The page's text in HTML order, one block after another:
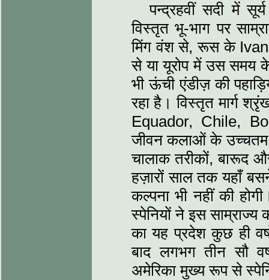
पन्द्रहवीं सदी में
विस्तृत भू-भाग पर
मिंग वंश से, रूस के Ivan
से या यूरोप में उस समय
भी ऊंची एंडीज़ की
रहा है। विस्तृत मार्ग
Equador, Chile,
जीवन कलाओं के उच्चतम
चालाक तरीकों, बारूद
हज़ारों साल तक यहाँ
कल्पना भी नहीं की
स्पेनियों ने इस
का यह प्रदेश कुछ ही
बाद लगभग तीन सौ
अमेरिका मुख्य रूप से